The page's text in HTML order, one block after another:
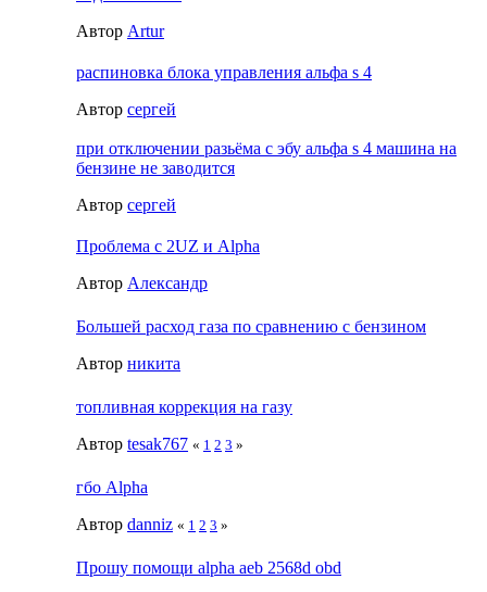
Автор Artur
распиновка блока управления альфа s 4
Автор сергей
при отключении разьёма с эбу альфа s 4 машина на
бензине не заводится
Автор сергей
Проблема с 2UZ и Alpha
Автор Александр
Большей расход газа по сравнению с бензином
Автор никита
топливная коррекция на газу
Автор tesak767 « 1 2 3 »
гбо Alpha
Автор danniz « 1 2 3 »
Прошу помощи alpha aeb 2568d obd